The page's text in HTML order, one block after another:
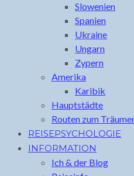
Slowenien
Spanien
Ukraine
Ungarn
Zypern
Amerika
Karibik
Hauptstädte
Routen zum
REISEPSYCHOLOGIE
INFORMATION
Ich & der Blog